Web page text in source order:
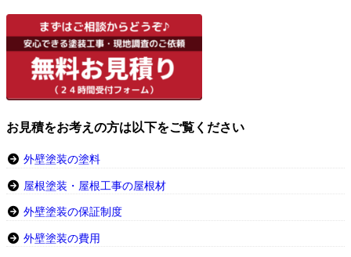
お見積をお考えの方は以下をご覧ください
外壁塗装の塗料
屋根塗装・屋根工事の屋根材
外壁塗装の保証制度
外壁塗装の費用